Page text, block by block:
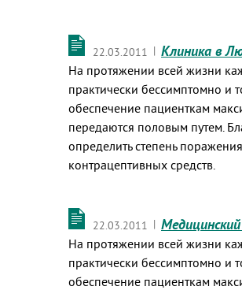
22.03.2011 | Клиника в
На протяжении всей жизни
практически бессимптомно и
обеспечение пациенткам
передаются половым путем.
определить степень
контрацептивных средств.
22.03.2011 |
На протяжении всей жизни
практически бессимптомно и
обеспечение пациенткам